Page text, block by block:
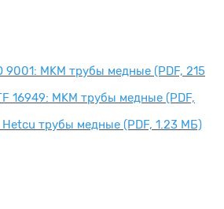
9001: MKM трубы медные (PDF, 215
16949: MKM трубы медные (PDF,
трубы медные (PDF, 1.23 МБ)